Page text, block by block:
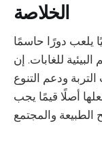
الخلاصة
يلعب دورًا حاسمًا
للغابات. إن
التربة ودعم التنوع
أصلًا قيمًا يجب